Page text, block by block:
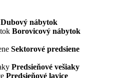
Dubový nábytok
Borovicový nábytok
Sektorové predsiene
Predsieňové vešiaky
Predsieňové lavice